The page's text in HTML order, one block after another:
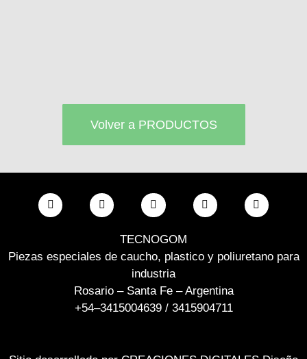
Volver a PRODUCTOS
TECNOGOM
Piezas especiales de caucho, plastico y poliuretano para
industria
Rosario – Santa Fe – Argentina
+54–3415004639 / 3415904711